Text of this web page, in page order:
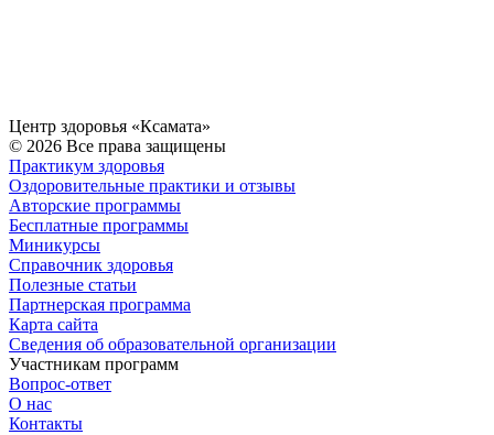
Центр здоровья «Ксамата»
© 2026 Все права защищены
Практикум здоровья
Оздоровительные практики и отзывы
Авторские программы
Бесплатные программы
Миникурсы
Справочник здоровья
Полезные статьи
Партнерская программа
Карта сайта
Сведения об образовательной организации
Участникам программ
Вопрос-ответ
О нас
Контакты